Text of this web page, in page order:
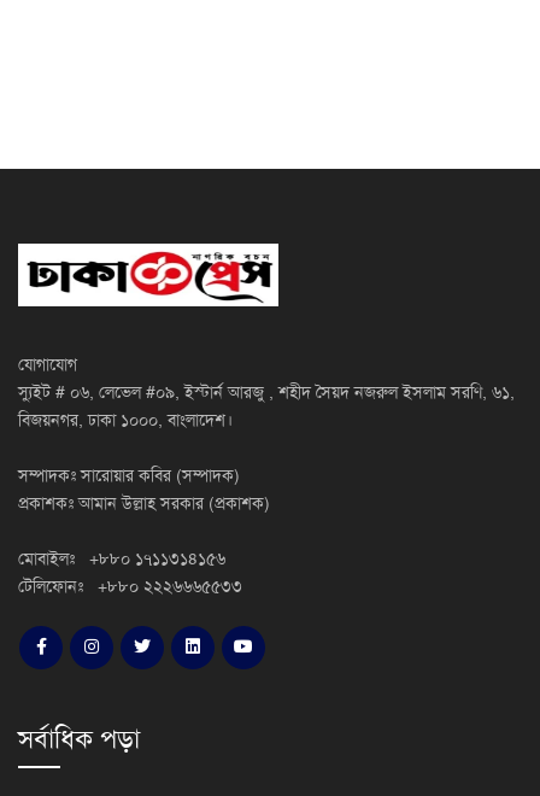
যোগাযোগ
স্যুইট # ০৬, লেভেল #০৯, ইস্টার্ন আরজু , শহীদ সৈয়দ নজরুল ইসলাম সরণি, ৬১,
বিজয়নগর, ঢাকা ১০০০, বাংলাদেশ।
সম্পাদকঃ সারোয়ার কবির (সম্পাদক)
প্রকাশকঃ আমান উল্লাহ সরকার (প্রকাশক)
মোবাইলঃ +৮৮০ ১৭১১৩১৪১৫৬
টেলিফোনঃ +৮৮০ ২২২৬৬৬৫৫৩৩
সর্বাধিক পড়া